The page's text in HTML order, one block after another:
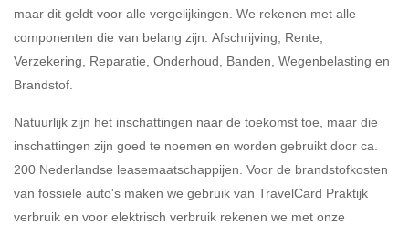
Belastingspercentage
37,07% (Belastbaar tot €
69.399,- )
Eigen bijdrage
maar dit geldt voor alle vergelijkingen. We rekenen met alle
componenten die van belang zijn: Afschrijving, Rente,
Verzekering, Reparatie, Onderhoud, Banden, Wegenbelasting en
Brandstof.
Natuurlijk zijn het inschattingen naar de toekomst toe, maar die
inschattingen zijn goed te noemen en worden gebruikt door ca.
200 Nederlandse leasemaatschappijen. Voor de brandstofkosten
van fossiele auto's maken we gebruik van TravelCard Praktijk
verbruik en voor elektrisch verbruik rekenen we met onze